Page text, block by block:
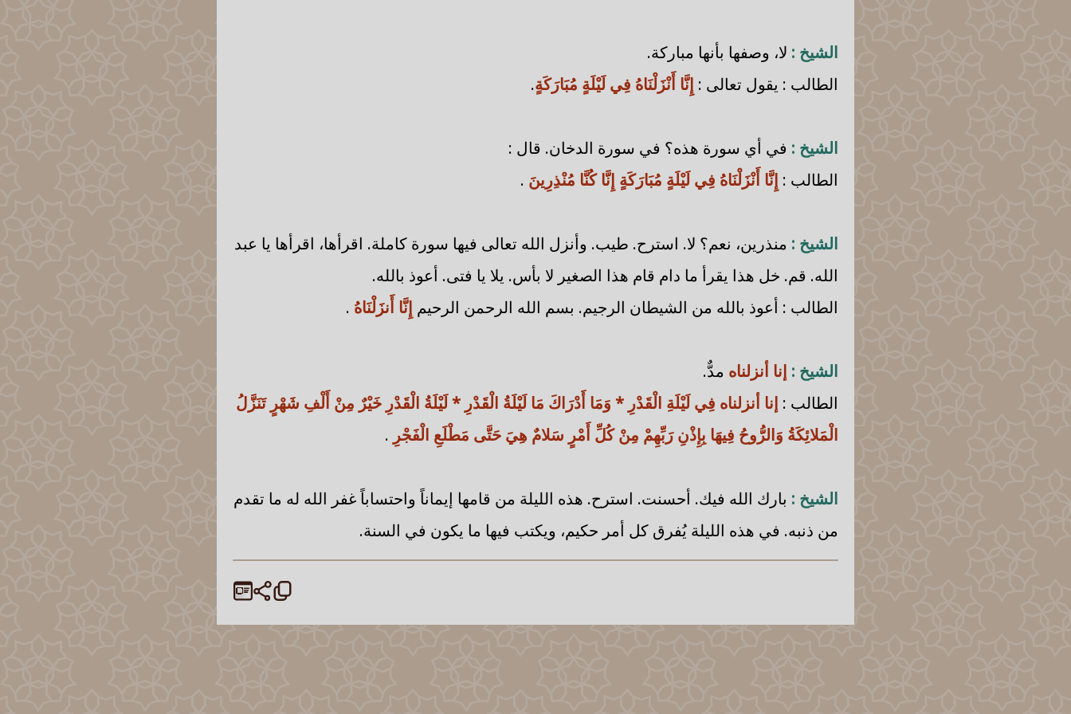
الشيخ : لا، وصفها بأنها مباركة.
الطالب : يقول تعالى : إِنَّا أَنْزَلْنَاهُ فِي لَيْلَةٍ مُبَارَكَةٍ.
الشيخ : في أي سورة هذه؟ في سورة الدخان. قال :
الطالب : إِنَّا أَنْزَلْنَاهُ فِي لَيْلَةٍ مُبَارَكَةٍ إِنَّا كُنَّا مُنْذِرِينَ .
الشيخ : منذرين، نعم؟ لا. استرح. طيب. وأنزل الله تعالى فيها سورة كاملة. اقرأها، اقرأها يا عبد
الله. قم. خل هذا يقرأ ما دام قام هذا الصغير لا بأس. يلا يا فتى. أعوذ بالله.
الطالب : أعوذ بالله من الشيطان الرجيم. بسم الله الرحمن الرحيم إِنَّا أَنزَلْنَاهُ .
الشيخ : إنا أنزلناه مدٌّ.
الطالب : إنا أنزلناه فِي لَيْلَةِ الْقَدْرِ * وَمَا أَدْرَاكَ مَا لَيْلَةُ الْقَدْرِ * لَيْلَةُ الْقَدْرِ خَيْرٌ مِنْ أَلْفِ شَهْرٍ تَنَزَّلُ
الْمَلائِكَةُ وَالرُّوحُ فِيهَا بِإِذْنِ رَبِّهِمْ مِنْ كُلِّ أَمْرٍ سَلامٌ هِيَ حَتَّى مَطْلَعِ الْفَجْرِ .
الشيخ : بارك الله فيك. أحسنت. استرح. هذه الليلة من قامها إيماناً واحتساباً غفر الله له ما تقدم
من ذنبه. في هذه الليلة يُفرق كل أمر حكيم، ويكتب فيها ما يكون في السنة.